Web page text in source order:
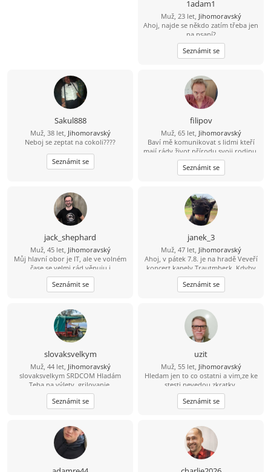
1adam1
Muž, 23 let, Jihomoravský
Ahoj, najde se někdo zatím třeba jen
na psaní?
Seznámit se
Sakul888
Muž, 38 let, Jihomoravský
Neboj se zeptat na cokoli????
Seznámit se
filipov
Muž, 65 let, Jihomoravský
Baví mě komunikovat s lidmi kteří
mají rády život přírodu svoji rodinu.
Mám rád činnost která potěší
pomůže....
Seznámit se
jack_shephard
Muž, 45 let, Jihomoravský
Můj hlavní obor je IT, ale ve volném
čase se velmi rád věnuju i
humanitnějším věcem. Čas od času si
rád zasportuju či zahraju na kytaru.
Hledám někoho sympatického s
čem povídat. :)
Seznámit se
janek_3
Muž, 47 let, Jihomoravský
Ahoj, v pátek 7.8. je na hradě Veveří
koncert kapely Trautmberk. Kdyby
se Ti chtělo, tak mám na Wats Appu
čerstvou fotku :-) 773 908 225 Jan
Seznámit se
slovaksvelkym
Muž, 44 let, Jihomoravský
slovaksvelkym SRDCOM Hladám
Teba na výlety, grilovanie,
spoločnosť pri každodenných
veciach. Zablokuje ma IBA jeptiška so
zašitou ... . Neopakujem po
škrabkacieho mobilu, faceboku,
vakcíne proti koronavírusu atď.
Moraváčky, resp. Češky sa vôbec
nevedia ani bozkávať, ani milovať.
Ahoj princezna 45- 65. /Áno, hladam
Seznámit se
uzit
Muž, 55 let, Jihomoravský
Hledam jen to co ostatni a vim,ze ke
stesti nevedou zkratky.
Seznámit se